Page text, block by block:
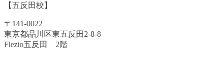
【五反田校】
〒141-0022
東京都品川区東五反田2-8-8
Flezio五反田 2階